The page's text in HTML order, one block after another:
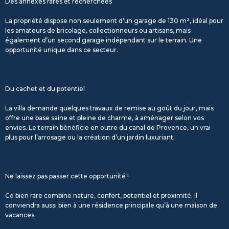
La propriété dispose non seulement d’un garage de 130 m², idéal pour
les amateurs de bricolage, collectionneurs ou artisans, mais
également d’un second garage indépendant sur le terrain. Une
opportunité unique dans ce secteur.
Du cachet et du potentiel
La villa demande quelques travaux de remise au goût du jour, mais
offre une base saine et pleine de charme, à aménager selon vos
envies. Le terrain bénéficie en outre du canal de Provence, un vrai
plus pour l’arrosage ou la création d’un jardin luxuriant.
Ne laissez pas passer cette opportunité !
Ce bien rare combine nature, confort, potentiel et proximité. Il
conviendra aussi bien à une résidence principale qu’à une maison de
vacances.